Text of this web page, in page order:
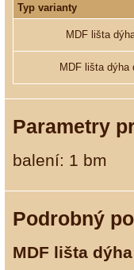
Typ varianty
MDF lišta
MDF lišta dýha
Parametry
balení: 1 bm
Podrobný
MDF lišta